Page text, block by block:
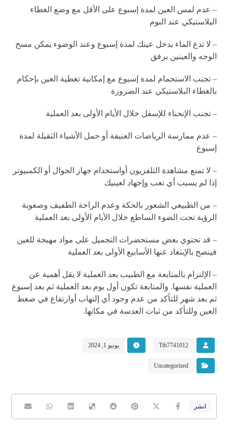
– عدم لمس العين لمدة إسبوع على الأقل مع وضع الغطاء
البلاستيكي عند النوم
– لا تدع الماء يدخل عينك لمدة إسبوع وعند الوضوء يمكن مسح
الوجه والعينين برفق
– تجنب الاستحمام لمدة إسبوع مع إمكانية تغطية العين بإحكام
بالغطاء البلاستيكي عند الضرورة
– تجنب الإنحناء للإسفل خلال الأيام الأولى بعد العملية
– عدم ممارسة الرياضات العنيفة أو حمل الأشياء الثقيلة لمدة
إسبوع
– لا تمنع مشاهدة التلفزيون أواستخدام جهاز الجوال أو الكمبيوتر
إذا لم يسبب أي تعب وإجهاد لعينيك
– من الطبيعي الشعور بالحكة وعدم الراحة الطفيف وصعوبة
الرؤية تحت الضوء الساطع خلال الأيام الأولى بعد العملية
– قد تحتوي بعض مستحضرات التجميل على مواد مهيجة للعين
فينصح بالإبتعاد عنها الأسابيع الأولى بعد العملية
– الإلتزام بالمتابعة مع الطبيب بعد العملية لا يقل أهمية عن
العملية نفسها. والمتابعة تكون أول يوم بعد العملية ثم بعد إسبوع
ثم بعد شهر للتأكد من عدم وجود أي إلتهاب أوارتفاع في ضغط
العين وللتأكد من ثبات العدسة في مكانها.
Ttb7741012 يونيو 1, 2024
Uncategorized